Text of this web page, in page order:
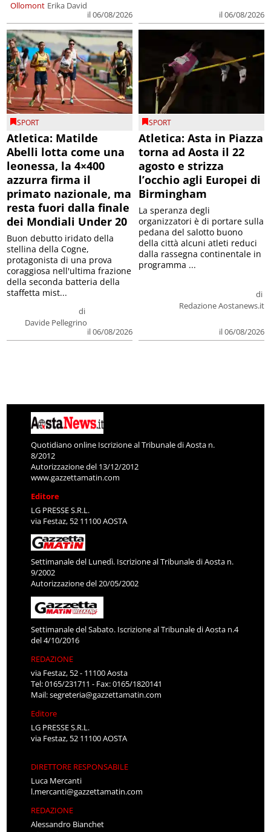
Ollomont Erika David
il 06/08/2026
il 06/08/2026
SPORT
Atletica: Matilde
Abelli lotta come una
leonessa, la 4×400
azzurra firma il
primato nazionale, ma
resta fuori dalla finale
dei Mondiali Under 20
di
Davide Pellegrino
il 06/08/2026
Buon debutto iridato della
stellina della Cogne,
protagonista di una prova
coraggiosa nell'ultima frazione
della seconda batteria della
staffetta mist...
SPORT
Atletica: Asta in Piazza
torna ad Aosta il 22
agosto e strizza
l’occhio agli Europei di
Birmingham
di
Redazione Aostanews.it
il 06/08/2026
La speranza degli
organizzatori è di portare sulla
pedana del salotto buono
della città alcuni atleti reduci
dalla rassegna continentale in
programma ...
Quotidiano online Iscrizione al Tribunale di Aosta n.
8/2012
Autorizzazione del 13/12/2012
www.gazzettamatin.com
Editore
LG PRESSE S.R.L.
via Festaz, 52 11100 AOSTA
Settimanale del Lunedì. Iscrizione al Tribunale di Aosta n.
9/2002
Autorizzazione del 20/05/2002
Settimanale del Sabato. Iscrizione al Tribunale di Aosta n.4
del 4/10/2016
REDAZIONE
via Festaz, 52 - 11100 Aosta
Tel: 0165/231711 - Fax: 0165/1820141
Mail:segreteria@gazzettamatin.com
Editore
LG PRESSE S.R.L.
via Festaz, 52 11100 AOSTA
DIRETTORE RESPONSABILE
Luca Mercanti
l.mercanti@gazzettamatin.com
REDAZIONE
Alessandro Bianchet